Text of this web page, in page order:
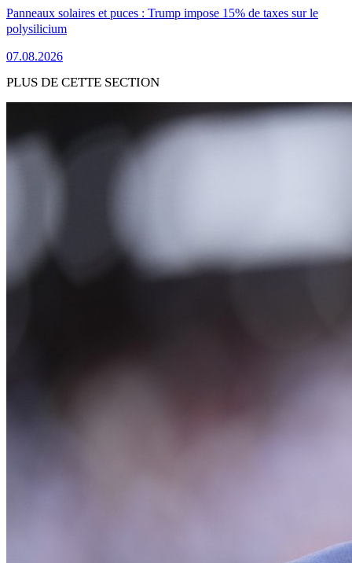
Panneaux solaires et puces : Trump impose 15% de taxes sur le
polysilicium
07.08.2026
PLUS DE CETTE SECTION